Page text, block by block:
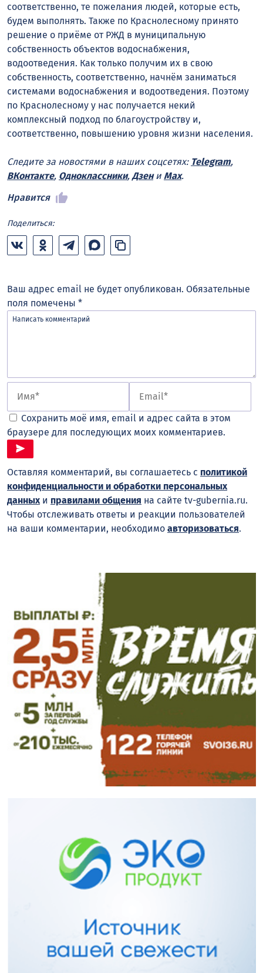
соответственно, те пожелания людей, которые есть,
будем выполнять. Также по Краснолесному принято
решение о приёме от РЖД в муниципальную
собственность объектов водоснабжения,
водоотведения. Как только получим их в свою
собственность, соответственно, начнём заниматься
системами водоснабжения и водоотведения. Поэтому
по Краснолесному у нас получается некий
комплексный подход по благоустройству и,
соответственно, повышению уровня жизни населения.
Следите за новостями в наших соцсетях: Telegram,
ВКонтакте, Одноклассники, Дзени Max.
Нравится
Поделиться:
Ваш адрес email не будет опубликован. Обязательные
поля помечены *
Сохранить моё имя, email и адрес сайта в этом
браузере для последующих моих комментариев.
Оставляя комментарий, вы соглашаетесь с политикой
конфиденциальности и обработки персональных
данныхи правилами общения на сайте tv-gubernia.ru.
Чтобы отслеживать ответы и реакции пользователей
на ваши комментарии, необходимо авторизоваться.